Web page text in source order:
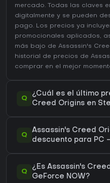
mercado. Todas las claves
digitalmente y se pueden
pago. Los precios ya
promocionales aplicados,
más bajo de Assassin's
historial de precios de
comprar en el mejor
Q
¿Cuál es el último
Creed Origins en
Q
Assassin's Creed
descuento para PC
Q
¿Es Assassin's
GeForce NOW?